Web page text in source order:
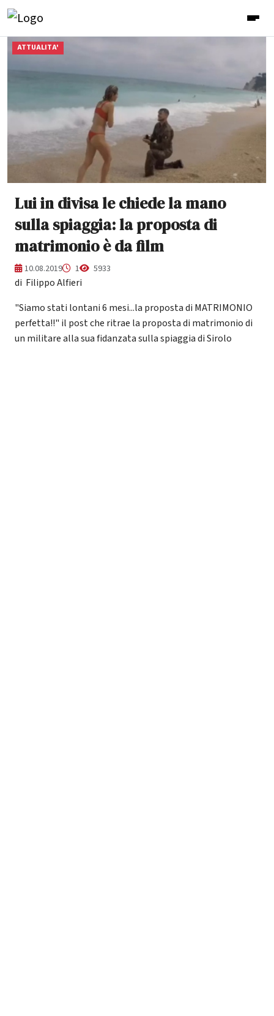
ATTUALITA'
Lui in divisa le chiede la mano
sulla spiaggia: la proposta di
matrimonio è da film
10.08.2019 1 5933
di Filippo Alfieri
"Siamo stati lontani 6 mesi...la proposta di MATRIMONIO
perfetta!!" il post che ritrae la proposta di matrimonio di
un militare alla sua fidanzata sulla spiaggia di Sirolo